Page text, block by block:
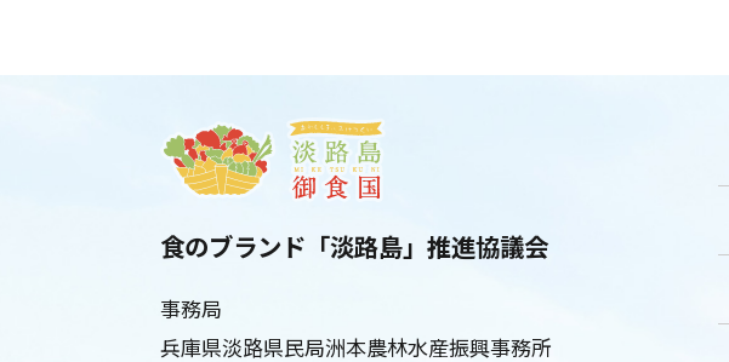
食のブランド「淡路島」推進協議会
事務局
兵庫県淡路県民局洲本農林水産振興事務所